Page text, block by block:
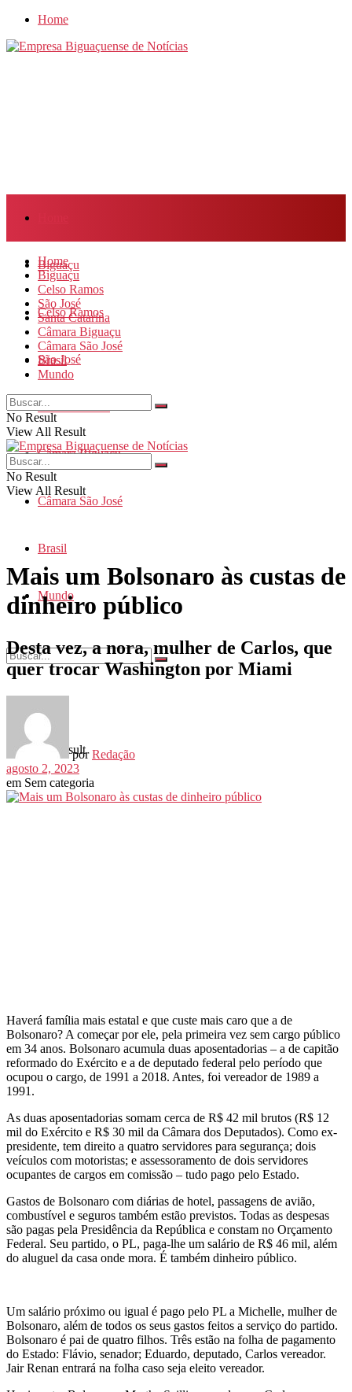
Home
Biguaçu
Celso Ramos
São José
Santa Catarina
Câmara Biguaçu
Câmara São José
Brasil
Mundo
View All Result
Home
Biguaçu
Celso Ramos
São José
Santa Catarina
Câmara Biguaçu
Câmara São José
Brasil
Mundo
No Result
View All Result
No Result
View All Result
Mais um Bolsonaro às custas de
dinheiro público
Desta vez, a nora, mulher de Carlos, que
quer trocar Washington por Miami
por Redação
agosto 2, 2023
em Sem categoria
Haverá família mais estatal e que custe mais caro que a de
Bolsonaro? A começar por ele, pela primeira vez sem cargo público
em 34 anos. Bolsonaro acumula duas aposentadorias – a de capitão
reformado do Exército e a de deputado federal pelo período que
ocupou o cargo, de 1991 a 2018. Antes, foi vereador de 1989 a
1991.
As duas aposentadorias somam cerca de R$ 42 mil brutos (R$ 12
mil do Exército e R$ 30 mil da Câmara dos Deputados). Como ex-
presidente, tem direito a quatro servidores para segurança; dois
veículos com motoristas; e assessoramento de dois servidores
ocupantes de cargos em comissão – tudo pago pelo Estado.
Gastos de Bolsonaro com diárias de hotel, passagens de avião,
combustível e seguros também estão previstos. Todas as despesas
são pagas pela Presidência da República e constam no Orçamento
Federal. Seu partido, o PL, paga-lhe um salário de R$ 46 mil, além
do aluguel da casa onde mora. É também dinheiro público.
Um salário próximo ou igual é pago pelo PL a Michelle, mulher de
Bolsonaro, além de todos os seus gastos feitos a serviço do partido.
Bolsonaro é pai de quatro filhos. Três estão na folha de pagamento
do Estado: Flávio, senador; Eduardo, deputado, Carlos vereador.
Jair Renan entrará na folha caso seja eleito vereador.